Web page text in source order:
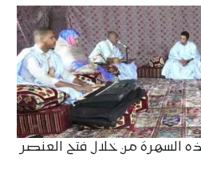
السهرة من خلال فتح العنصر